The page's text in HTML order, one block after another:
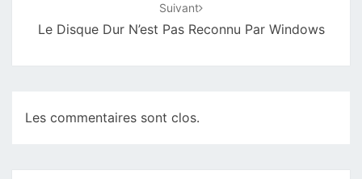
Suivant
Le Disque Dur N’est Pas Reconnu Par Windows
Les commentaires sont clos.